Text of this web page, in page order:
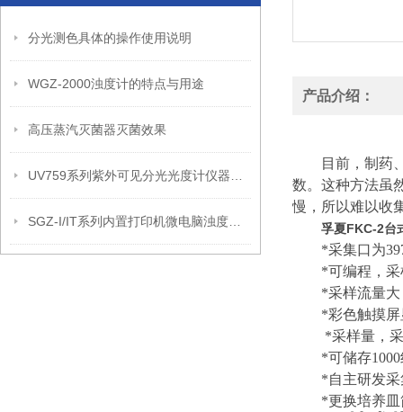
分光测色具体的操作使用说明
WGZ-2000浊度计的特点与用途
高压蒸汽灭菌器灭菌效果
产品介绍：
目前，制药
数。这种方法虽
慢，所以难以收
孚夏FKC-2台
*采集口为
*可编程，
*采样流量
*彩色触摸
*采样量，
*可储存1000
*自主研发
*更换培养